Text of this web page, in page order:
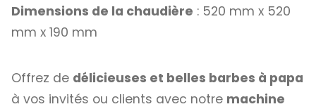
Dimensions de la chaudière : 520 mm x 520
mm x 190 mm
Offrez de délicieuses et belles barbes à papa
à vos invités ou clients avec notre machine